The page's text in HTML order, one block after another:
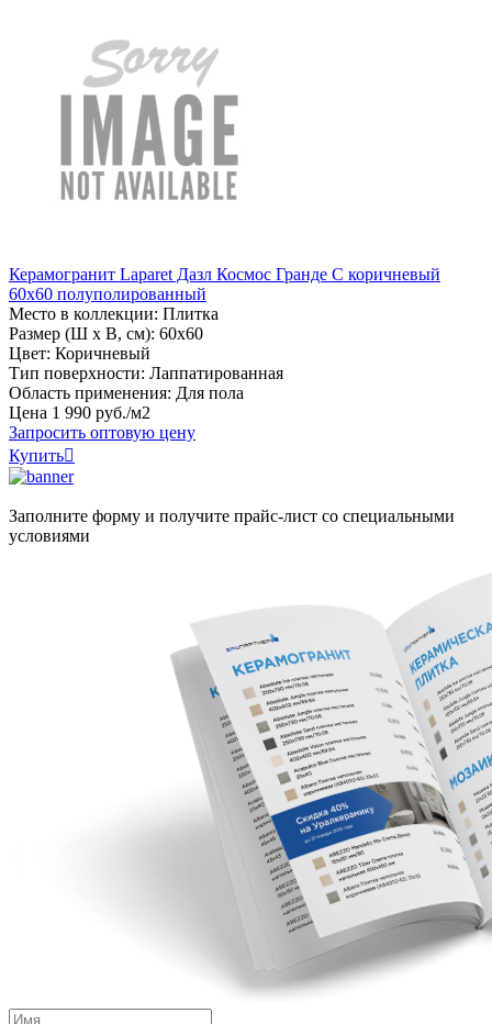
Керамогранит Laparet Дазл Космос Гранде C коричневый
60х60 полуполированный
Место в коллекции: Плитка
Размер (Ш х В, см): 60х60
Цвет: Коричневый
Тип поверхности: Лаппатированная
Область применения: Для пола
Цена 1 990 руб./м2
Запросить оптовую цену
Купить
Заполните форму и получите прайс-лист со специальными
условиями